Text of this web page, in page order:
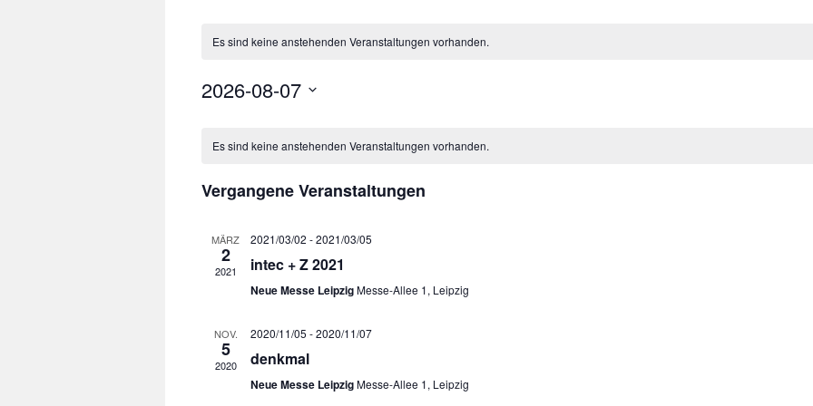
Es sind keine anstehenden Veranstaltungen vorhanden.
2026-08-07
von
Es sind keine anstehenden Veranstaltungen vorhanden.
Vergangene Veranstaltungen
MÄRZ
2
2021
2021/03/02 -2021/03/05
intec + Z 2021
Neue Messe LeipzigMesse-Allee 1, Leipzig
NOV.
5
2020
2020/11/05 -2020/11/07
denkmal
Neue Messe LeipzigMesse-Allee 1, Leipzig